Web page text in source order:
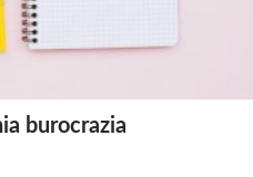
burocrazia